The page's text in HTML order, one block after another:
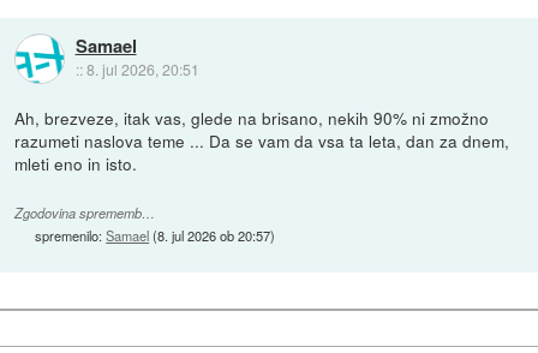
Samael
::8. jul 2026, 20:51
Ah, brezveze, itak vas, glede na brisano, nekih 90% ni zmožno
razumeti naslova teme ... Da se vam da vsa ta leta, dan za dnem,
mleti eno in isto.
Zgodovina sprememb…
spremenilo:Samael(8. jul 2026 ob 20:57)